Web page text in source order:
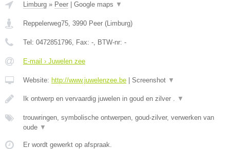
Limburg » Peer Google maps ▼
Reppelerweg75, 3990 Peer (Limburg)
Tel: 0472851796, Fax: -, BTW-nr: -
E-mail › Juwelen zee
Website: http://www.juwelenzee.be Screenshot ▼
Ik ontwerp en vervaardig juwelen in goud en zilver . ▼
trouwringen, symbolische ontwerpen, goud-zilver, verwerken van
oude ▼
Er wordt gewerkt op afspraak.